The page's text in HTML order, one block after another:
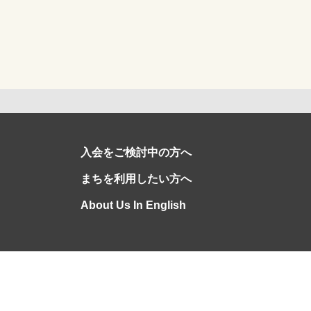
入会をご検討中の方へ
まちを利用したい方へ
About Us In English